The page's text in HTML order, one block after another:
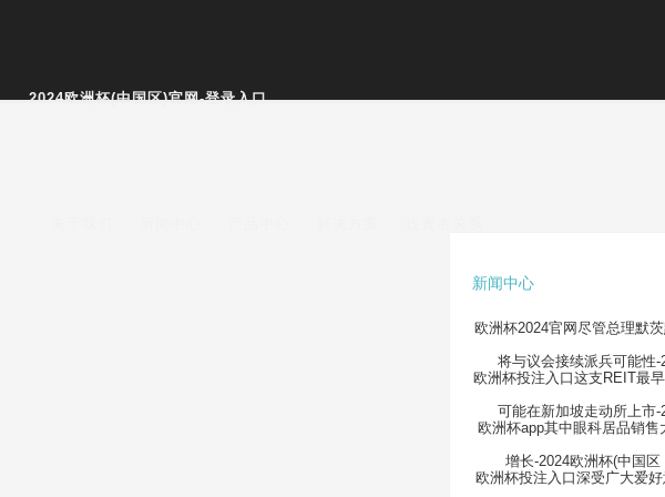
2024欧洲杯(中国区)官网-登录入口
新闻中心
欧洲杯2024官网尽管总理默
将与议会接续派兵可能性-
欧洲杯投注入口这支REIT最
可能在新加坡走动所上市-
欧洲杯app其中眼科居品销售
增长-2024欧洲杯(中国区
欧洲杯投注入口深受广大爱好